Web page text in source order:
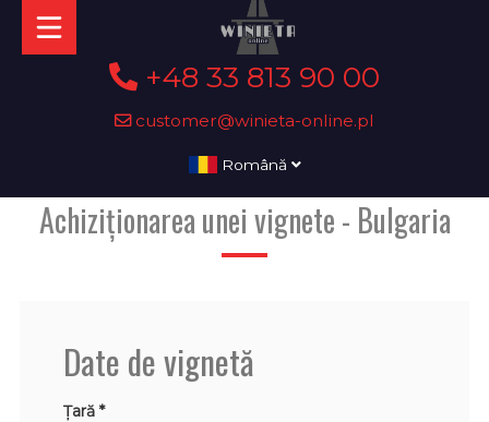
+48 33 813 90 00
customer@winieta-online.pl
Română
Achiziționarea unei vignete - Bulgaria
Date de vignetă
Țară *